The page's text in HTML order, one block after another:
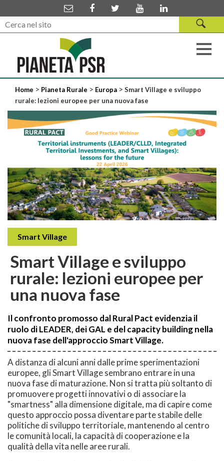
Home > Pianeta Rurale > Europa > Smart Village e sviluppo
rurale: lezioni europee per una nuova fase
Smart Village
Smart Village e sviluppo
rurale: lezioni europee per
una nuova fase
Il confronto promosso dal Rural Pact evidenzia il
ruolo di LEADER, dei GAL e del capacity building nella
nuova fase dell'approccio Smart Village.
A distanza di alcuni anni dalle prime sperimentazioni
europee, gli Smart Village sembrano entrare in una
nuova fase di maturazione. Non si tratta più soltanto di
promuovere progetti innovativi o di associare la
"smartness" alla dimensione digitale, ma di capire come
questo approccio possa diventare parte stabile delle
politiche di sviluppo territoriale, mantenendo al centro
le comunità locali, la capacità di cooperazione e la
qualità della vita nelle aree rurali.